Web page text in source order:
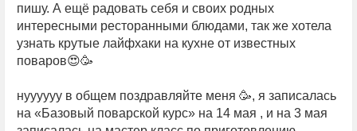
пишу. А ещё радовать себя и своих родных
интересными ресторанными блюдами, так же хотела
узнать крутые лайфхаки на кухне от известных
поваров😍🥳
нуууууу в общем поздравляйте меня 🥳, я записалась
на «Базовый поварской курс» на 14 мая , и на 3 мая